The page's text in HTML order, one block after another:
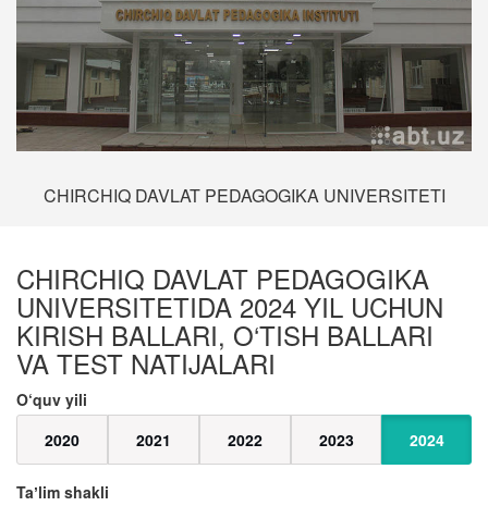
CHIRCHIQ DAVLAT PEDAGOGIKA UNIVERSITETI
CHIRCHIQ DAVLAT PEDAGOGIKA
UNIVERSITETIDA 2024 YIL UCHUN
KIRISH BALLARI, O‘TISH BALLARI
VA TEST NATIJALARI
O‘quv yili
2020
2021 2022 2023 2024
Taʼlim shakli